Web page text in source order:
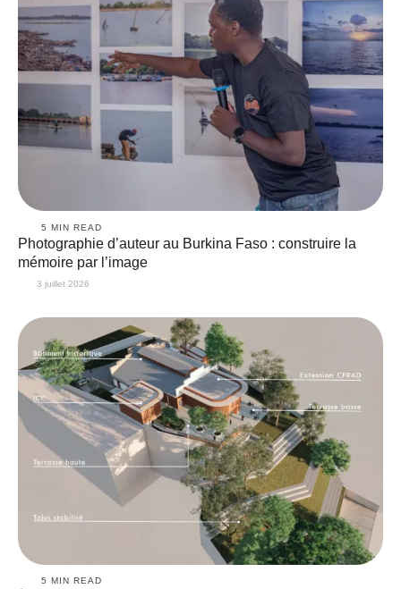
5 MIN READ
Photographie d’auteur au Burkina Faso : construire la
mémoire par l’image
3 juillet 2026
5 MIN READ